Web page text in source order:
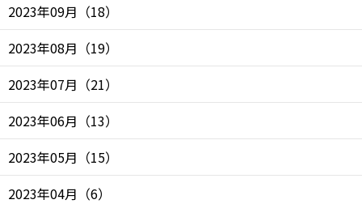
2023年09月 （18）
2023年08月 （19）
2023年07月 （21）
2023年06月 （13）
2023年05月 （15）
2023年04月 （6）